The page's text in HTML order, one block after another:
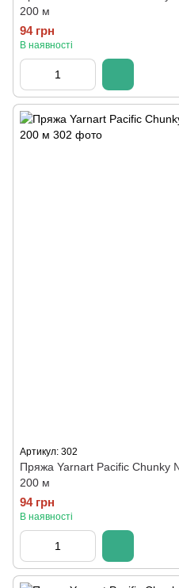
200 м
94 грн
В наявності
Артикул: 302
Пряжа Yarnart Pacific Chunky
200 м
94 грн
В наявності